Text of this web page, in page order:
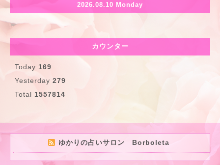
2026.08.10 Monday
カウンター
Today 169
Yesterday 279
Total 1557814
ゆかりの占いサロン Borboleta